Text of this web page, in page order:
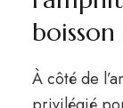
À côté de